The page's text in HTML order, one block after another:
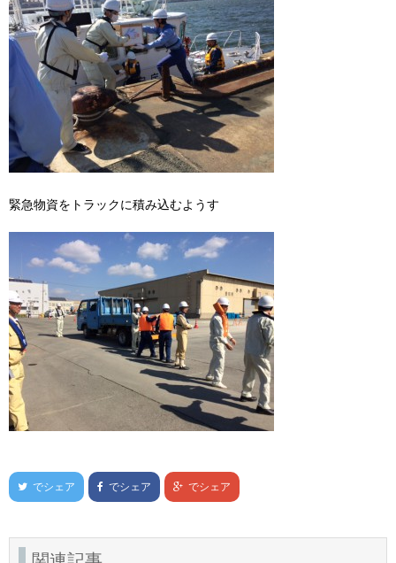
緊急物資をトラックに積み込むようす
でシェア でシェア でシェア